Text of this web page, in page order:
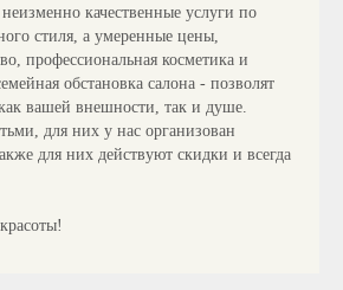
неизменно качественные услуги по
стиля, а умеренные цены,
профессиональная косметика и
обстановка салона - позволят
вашей внешности, так и душе.
для них у нас организован
для них действуют скидки и всегда